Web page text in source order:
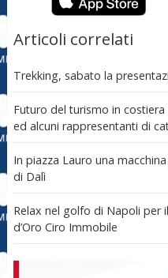
Articoli correlati
Trekking, sabato la
Futuro del turismo in
ed alcuni rappresentanti di
In piazza Lauro una
di Dalì
Relax nel golfo di Napoli per
d’Oro Ciro Immobile